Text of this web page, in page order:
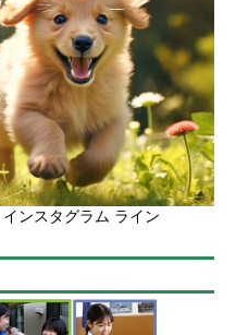
インスタグラム ライン